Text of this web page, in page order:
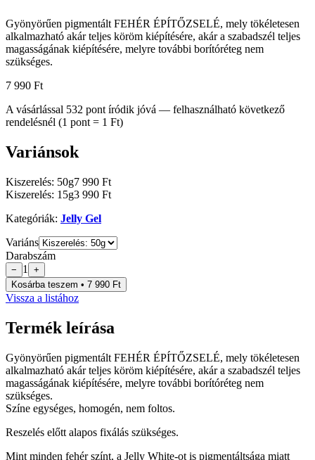
Gyönyörűen pigmentált FEHÉR ÉPÍTŐZSELÉ, mely tökéletesen
alkalmazható akár teljes köröm kiépítésére, akár a szabadszél teljes
magasságának kiépítésére, melyre további borítóréteg nem
szükséges.
7 990 Ft
A vásárlással 532 pont íródik jóvá — felhasználható következő
rendelésnél (1 pont = 1 Ft)
Variánsok
Kiszerelés: 50g7 990 Ft
Kiszerelés: 15g3 990 Ft
Kategóriák: Jelly Gel
Variáns
Darabszám
− 1
+
Kosárba teszem • 7 990 Ft
Vissza a listához
Termék leírása
Gyönyörűen pigmentált FEHÉR ÉPÍTŐZSELÉ, mely tökéletesen
alkalmazható akár teljes köröm kiépítésére, akár a szabadszél teljes
magasságának kiépítésére, melyre további borítóréteg nem
szükséges.
Színe egységes, homogén, nem foltos.
Reszelés előtt alapos fixálás szükséges.
Mint minden fehér színt, a Jelly White-ot is pigmentáltsága miatt